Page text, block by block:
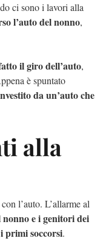
ci sono i lavori alla
l’auto del nonno,
il giro dell’auto,
è spuntato
da un’auto che
alla
l’auto. L’allarme al
e i genitori dei
primi soccorsi.